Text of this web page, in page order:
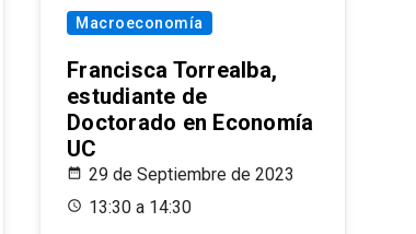
Macroeconomía
Francisca Torrealba,
estudiante de
Doctorado en Economía
UC
29 de Septiembre de 2023
13:30 a 14:30